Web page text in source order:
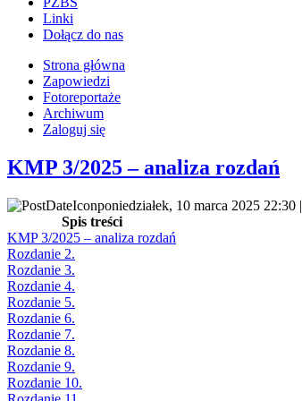
Linki
Dołącz do nas
Strona główna
Zapowiedzi
Fotoreportaże
Archiwum
Zaloguj się
KMP 3/2025 – analiza rozdań
poniedziałek, 10 marca 2025 22:30 |
Spis treści
KMP 3/2025 – analiza rozdań
Rozdanie 2.
Rozdanie 3.
Rozdanie 4.
Rozdanie 5.
Rozdanie 6.
Rozdanie 7.
Rozdanie 8.
Rozdanie 9.
Rozdanie 10.